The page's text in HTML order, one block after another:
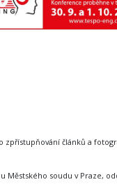
zpřístupňování článků a
Městského soudu v Praze,